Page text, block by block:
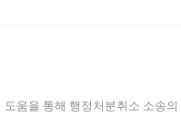
움을 통해 행정처분취소 소송